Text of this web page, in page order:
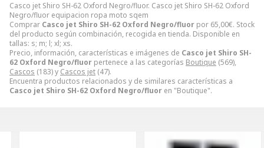
Casco jet Shiro SH-62 Oxford Negro/fluor. Casco jet Shiro SH-62 Oxford
Negro/fluor equipacion ropa moto sqem
Comprar Casco jet Shiro SH-62 Oxford Negro/fluor por 65,00€. Stock
del producto según combinación, recogida en tienda. Disponible en
tallas: s; m; l; xl; xs.
Precio, información, características e imágenes de Casco jet Shiro SH-
62 Oxford Negro/fluor pertenece a las categorías Boutique (569),
Cascos (183) y Cascos jet (47).
Encuentra productos relacionados y de similares características a
Casco jet Shiro SH-62 Oxford Negro/fluor en "Boutique".